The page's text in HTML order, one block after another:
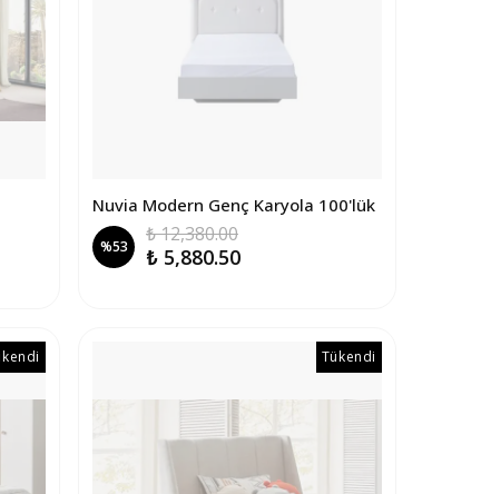
Nuvia Modern Genç Karyola 100'lük
%53
₺ 12,380.00
₺ 5,880.50
Tükendi